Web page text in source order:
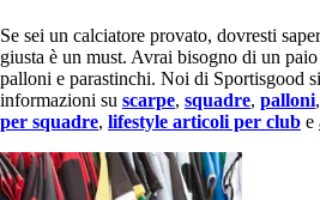
Se sei un calciatore provato, dovresti
giusta è un must. Avrai bisogno di un
palloni e parastinchi. Noi di Sportisgood
informazioni su scarpe, squadre, palloni,
per squadre, lifestyle articoli per club e